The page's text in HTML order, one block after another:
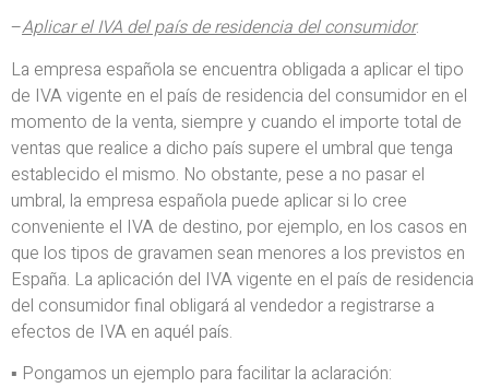
–Aplicar el IVA del país de residencia del consumidor.
La empresa española se encuentra obligada a aplicar el tipo
de IVA vigente en el país de residencia del consumidor en el
momento de la venta, siempre y cuando el importe total de
ventas que realice a dicho país supere el umbral que tenga
establecido el mismo. No obstante, pese a no pasar el
umbral, la empresa española puede aplicar si lo cree
conveniente el IVA de destino, por ejemplo, en los casos en
que los tipos de gravamen sean menores a los previstos en
España. La aplicación del IVA vigente en el país de residencia
del consumidor final obligará al vendedor a registrarse a
efectos de IVA en aquél país.
▪ Pongamos un ejemplo para facilitar la aclaración: